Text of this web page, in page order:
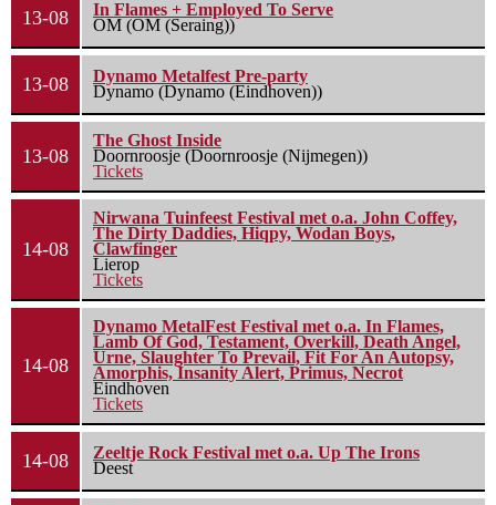
13-08
In Flames + Employed To Serve
OM (OM (Seraing))
13-08
Dynamo Metalfest Pre-party
Dynamo (Dynamo (Eindhoven))
13-08
The Ghost Inside
Doornroosje (Doornroosje (Nijmegen))
Tickets
14-08
Nirwana Tuinfeest Festival met o.a. John Coffey,
The Dirty Daddies, Hiqpy, Wodan Boys,
Clawfinger
Lierop
Tickets
14-08
Dynamo MetalFest Festival met o.a. In Flames,
Lamb Of God, Testament, Overkill, Death Angel,
Urne, Slaughter To Prevail, Fit For An Autopsy,
Amorphis, Insanity Alert, Primus, Necrot
Eindhoven
Tickets
14-08
Zeeltje Rock Festival met o.a. Up The Irons
Deest